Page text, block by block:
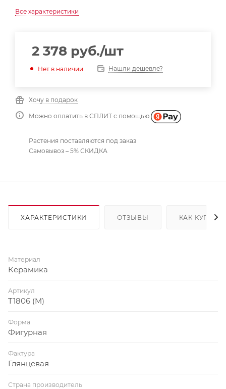
Все характеристики
2 378 руб./шт
Нет в наличии Нашли дешевле?
Хочу в подарок
Можно оплатить в СПЛИТ с помощью
Растения поставляются под заказ
Самовывоз – 5% СКИДКА
ХАРАКТЕРИСТИКИ ОТЗЫВЫ КАК КУПИТЬ
Материал
Керамика
Артикул
T1806 (M)
Форма
Фигурная
Фактура
Глянцевая
Страна производитель